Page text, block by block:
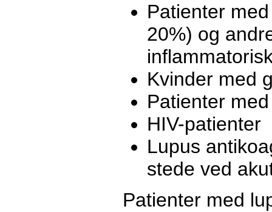
Patienter
20%) og
Kvinder med
Patienter
HIV-patienter
Lupus
stede ved
Patienter med